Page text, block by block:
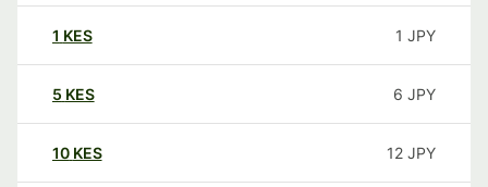
1 KES 1 JPY
5 KES 6 JPY
10 KES 12 JPY